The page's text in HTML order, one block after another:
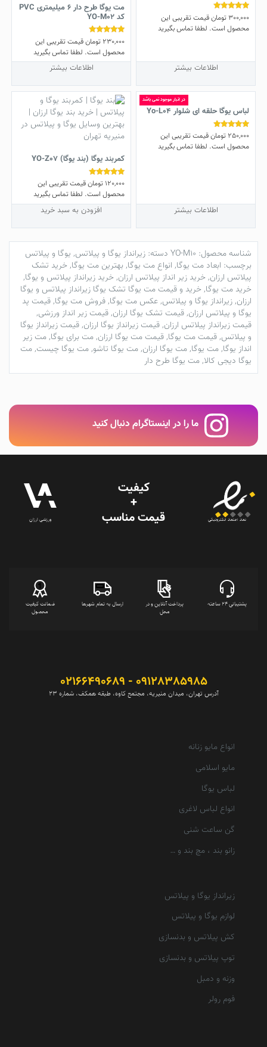
نمره
4.75
از 5
300,000 تومانقیمت تقریبی این
محصول است. لطفا تماس بگیرید
اطلاعات بیشتر
مت یوگا طرح دار 6 میلیمتری PVC
کد YO-M02
نمره
5.00
از 5
230,000 تومانقیمت تقریبی این
محصول است. لطفا تماس بگیرید
اطلاعات بیشتر
در انبار موجود نمی باشد
لباس یوگا حلقه ای شلوار Yo-L04
نمره
5.00
از 5
250,000 تومانقیمت تقریبی این
محصول است. لطفا تماس بگیرید
اطلاعات بیشتر
کمربند یوگا (بند یوگا) YO-Z07
نمره
4.80
از 5
120,000 تومانقیمت تقریبی این
محصول است. لطفا تماس بگیرید
افزودن به سبد خرید
شناسه محصول: YO-M10 دسته: زیرانداز یوگا و پیلاتس, یوگا و پیلاتس
برچسب: ابعاد مت یوگا, انواع مت یوگا, بهترین مت یوگا, خرید تشک
پیلاتس ارزان, خرید زیر انداز پیلاتس ارزان, خرید زیرانداز پیلاتس و یوگا,
خرید مت یوگا, خرید و قیمت مت یوگا تشک یوگا زیرانداز پیلاتس و یوگا
ارزان,زیرانداز یوگا و پیلاتس,عکس مت یوگا,فروش مت یوگا,قیمت پد
یوگا و پیلاتس ارزان,قیمت تشک یوگا ارزان,قیمت زیر انداز ورزشی,
قیمت زیرانداز پیلاتس ارزان,قیمت زیرانداز یوگا ارزان,قیمت زیرانداز یوگا
و پیلاتس,قیمت مت یوگا,قیمت مت یوگا ارزان,مت برای یوگا,مت زیر
انداز یوگا,مت یوگا,مت یوگا ارزان,مت یوگا تاشو,مت یوگا چیست,مت
یوگا دیجی کالا,مت یوگا طرح دار
ما را در اینستاگرام دنبال کنید
نماد اعتماد الکترونیکی
کیفیت
+
قیمت‌ مناسب ورزشی ارزان
پشتیبانی 24 ساعته
پرداخت آنلاین و در
محل
ارسال به تمام شهرها
ضمانت کیفیت
محصول
09128385985 - 02166490689
آدرس تهران، میدان منیریه، مجتمع کاوه، طبقه همکف، شماره 23
انواع مایو زنانه
مایو اسلامی
لباس یوگا
انواع لباس لاغری
گن ساعت شنی
زانو بند ، مچ بند و …
زیرانداز یوگا و پیلاتس
لوازم یوگا و پیلاتس
کش پیلاتس و بدنسازی
توپ پیلاتس و بدنسازی
وزنه و دمبل
فوم رولر